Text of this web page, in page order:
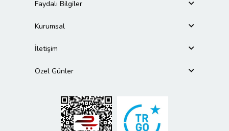
Faydalı Bilgiler
Kurumsal
İletişim
Özel Günler